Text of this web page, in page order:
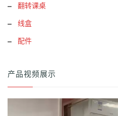
翻转课桌
线盒
配件
产品视频展示